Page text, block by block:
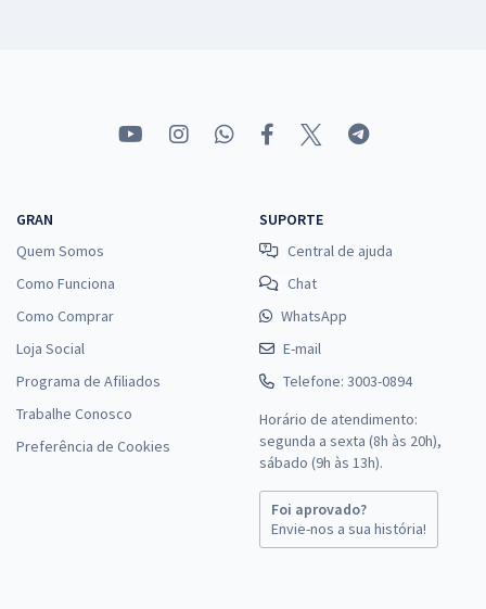
GRAN
Quem Somos
Como Funciona
Como Comprar
Loja Social
Programa de Afiliados
Trabalhe Conosco
Preferência de Cookies
SUPORTE
Central de ajuda
Chat
WhatsApp
E-mail
Telefone: 3003-0894
Horário de atendimento:
segunda a sexta (8h às 20h),
sábado (9h às 13h).
Foi aprovado?
Envie-nos a sua história!